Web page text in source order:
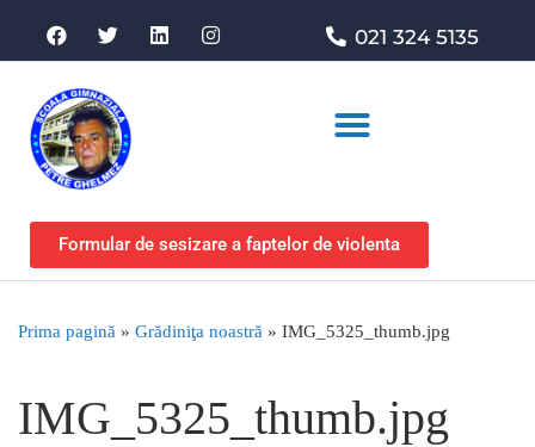
021 324 5135
Formular de sesizare a faptelor de violenta
Prima pagină » Grădiniţa noastră » IMG_5325_thumb.jpg
IMG_5325_thumb.jpg